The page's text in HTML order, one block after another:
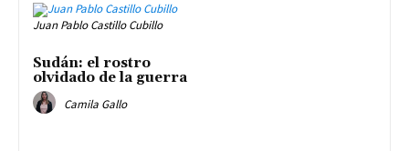
Juan Pablo Castillo Cubillo
Sudán: el rostro
olvidado de la guerra
Camila Gallo